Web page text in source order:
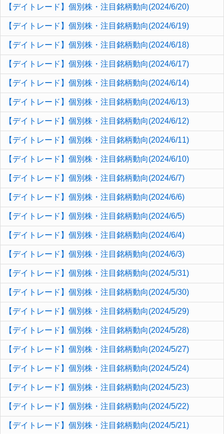
【デイトレード】個別株・注目銘柄動向(2024/6/20)
【デイトレード】個別株・注目銘柄動向(2024/6/19)
【デイトレード】個別株・注目銘柄動向(2024/6/18)
【デイトレード】個別株・注目銘柄動向(2024/6/17)
【デイトレード】個別株・注目銘柄動向(2024/6/14)
【デイトレード】個別株・注目銘柄動向(2024/6/13)
【デイトレード】個別株・注目銘柄動向(2024/6/12)
【デイトレード】個別株・注目銘柄動向(2024/6/11)
【デイトレード】個別株・注目銘柄動向(2024/6/10)
【デイトレード】個別株・注目銘柄動向(2024/6/7)
【デイトレード】個別株・注目銘柄動向(2024/6/6)
【デイトレード】個別株・注目銘柄動向(2024/6/5)
【デイトレード】個別株・注目銘柄動向(2024/6/4)
【デイトレード】個別株・注目銘柄動向(2024/6/3)
【デイトレード】個別株・注目銘柄動向(2024/5/31)
【デイトレード】個別株・注目銘柄動向(2024/5/30)
【デイトレード】個別株・注目銘柄動向(2024/5/29)
【デイトレード】個別株・注目銘柄動向(2024/5/28)
【デイトレード】個別株・注目銘柄動向(2024/5/27)
【デイトレード】個別株・注目銘柄動向(2024/5/24)
【デイトレード】個別株・注目銘柄動向(2024/5/23)
【デイトレード】個別株・注目銘柄動向(2024/5/22)
【デイトレード】個別株・注目銘柄動向(2024/5/21)